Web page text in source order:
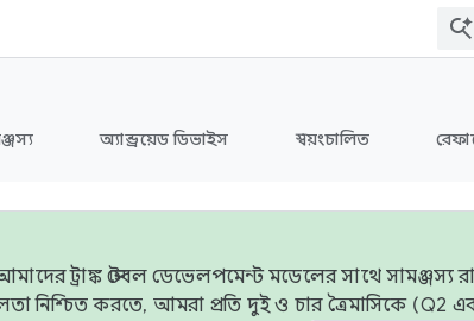
অ্যান্ড্রয়েড ডিভাইস স্বয়ংচালিত
ট্রাঙ্ক স্টেবল ডেভেলপমেন্ট মডেলের সাথে সামঞ্জস্য
নিশ্চিত করতে, আমরা প্রতি দুই ও চার ত্রৈমাসিকে